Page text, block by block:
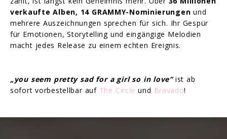
verkaufte Alben, 14 GRAMMY-Nominierungen und
mehrere Auszeichnungen sprechen für sich. Ihr Gespür
für Emotionen, Storytelling und eingängige Melodien
macht jedes Release zu einem echten Ereignis.
„you seem pretty sad for a girl so in love“ ist ab
sofort vorbestellbar auf The Circle und Bravado!